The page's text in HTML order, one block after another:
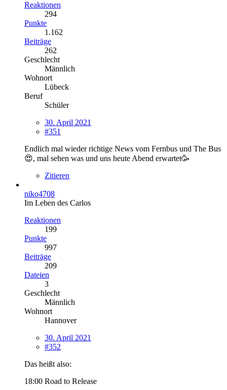
Reaktionen
294
Punkte
1.162
Beiträge
262
Geschlecht
Männlich
Wohnort
Lübeck
Beruf
Schüler
30. April 2021
#351
Endlich mal wieder richtige News vom Fernbus und The Bus
😍, mal sehen was und uns heute Abend erwartet🥳
Zitieren
niko4708
Im Leben des Carlos
Reaktionen
199
Punkte
997
Beiträge
209
Dateien
3
Geschlecht
Männlich
Wohnort
Hannover
30. April 2021
#352
Das heißt also:
18:00 Road to Release